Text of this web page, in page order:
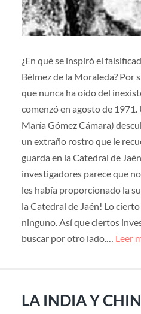
¿En qué se inspiró el
Bélmez de la Moraleda? Por
que nunca ha oído del
comenzó en agosto de
María Gómez Cámara)
un extraño rostro que le
guarda en la Catedral de
investigadores parece que
les había proporcionado la
la Catedral de Jaén! Lo
ninguno. Así que ciertos
buscar por otro lado.… Leer
LA INDIA Y